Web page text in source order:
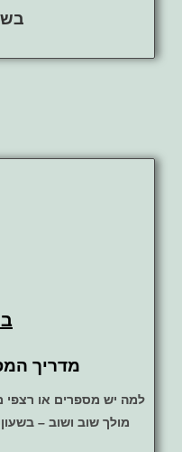
בשווי
מדריך
למה יש מספרים או רצפי
מולך שוב ושוב –